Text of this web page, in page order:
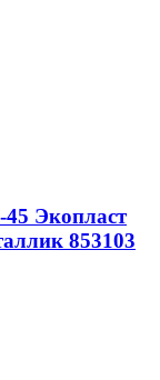
Экопласт
853103